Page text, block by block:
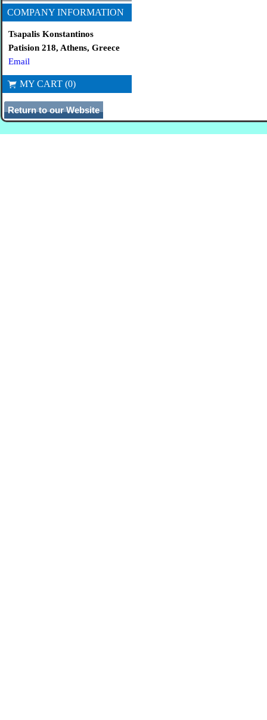
COMPANY INFORMATION
Tsapalis Konstantinos
Patision 218, Athens, Greece
Email
MY CART (0)